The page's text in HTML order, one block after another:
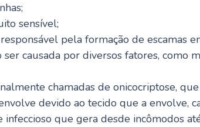
sensível;
pela formação de escamas
causada por diversos fatores, como
chamadas de onicocriptose,
devido ao tecido que a envolve,
que gera desde incômodos